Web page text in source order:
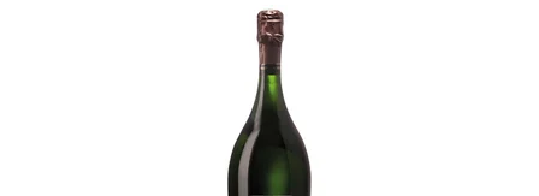
ROGER MANCEAUX Héritage 2013 Premier Cru: Elegantní
šampaňské se zlatavou barvou a svěží vůní bílých květů.
Zrání v dubových sudech pro jedinečnou...